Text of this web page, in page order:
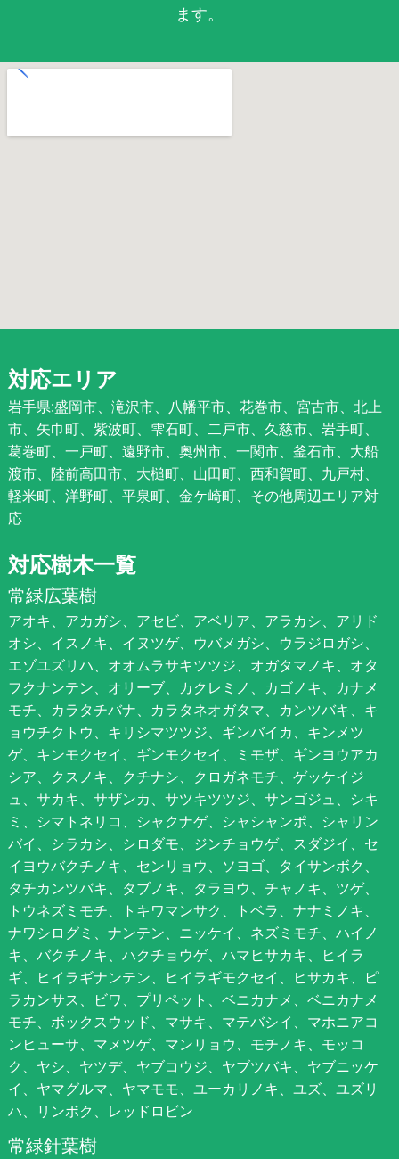
ます。
対応エリア
岩手県:盛岡市、滝沢市、八幡平市、花巻市、宮古市、北上
市、矢巾町、紫波町、雫石町、二戸市、久慈市、岩手町、
葛巻町、一戸町、遠野市、奥州市、一関市、釜石市、大船
渡市、陸前高田市、大槌町、山田町、西和賀町、九戸村、
軽米町、洋野町、平泉町、金ケ崎町、その他周辺エリア対
応
対応樹木一覧
常緑広葉樹
アオキ、アカガシ、アセビ、アベリア、アラカシ、アリド
オシ、イスノキ、イヌツゲ、ウバメガシ、ウラジロガシ、
エゾユズリハ、オオムラサキツツジ、オガタマノキ、オタ
フクナンテン、オリーブ、カクレミノ、カゴノキ、カナメ
モチ、カラタチバナ、カラタネオガタマ、カンツバキ、キ
ョウチクトウ、キリシマツツジ、ギンバイカ、キンメツ
ゲ、キンモクセイ、ギンモクセイ、ミモザ、ギンヨウアカ
シア、クスノキ、クチナシ、クロガネモチ、ゲッケイジ
ュ、サカキ、サザンカ、サツキツツジ、サンゴジュ、シキ
ミ、シマトネリコ、シャクナゲ、シャシャンポ、シャリン
バイ、シラカシ、シロダモ、ジンチョウゲ、スダジイ、セ
イヨウバクチノキ、センリョウ、ソヨゴ、タイサンボク、
タチカンツバキ、タブノキ、タラヨウ、チャノキ、ツゲ、
トウネズミモチ、トキワマンサク、トベラ、ナナミノキ、
ナワシログミ、ナンテン、ニッケイ、ネズミモチ、ハイノ
キ、バクチノキ、ハクチョウゲ、ハマヒサカキ、ヒイラ
ギ、ヒイラギナンテン、ヒイラギモクセイ、ヒサカキ、ピ
ラカンサス、ビワ、プリペット、ベニカナメ、ベニカナメ
モチ、ボックスウッド、マサキ、マテバシイ、マホニアコ
ンヒューサ、マメツゲ、マンリョウ、モチノキ、モッコ
ク、ヤシ、ヤツデ、ヤブコウジ、ヤブツバキ、ヤブニッケ
イ、ヤマグルマ、ヤマモモ、ユーカリノキ、ユズ、ユズリ
ハ、リンボク、レッドロビン
常緑針葉樹